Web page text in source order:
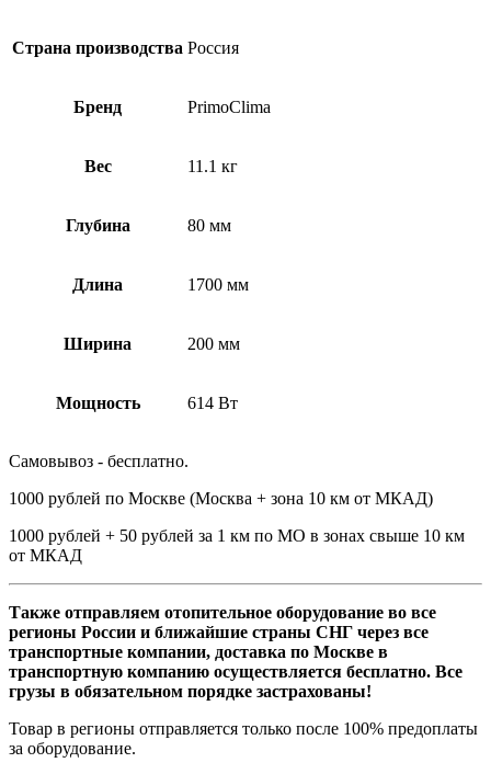
Страна производства Россия
Бренд PrimoClima
Вес 11.1 кг
Глубина 80 мм
Длина 1700 мм
Ширина 200 мм
Мощность 614 Вт
Самовывоз - бесплатно.
1000 рублей по Москве (Москва + зона 10 км от МКАД)
1000 рублей + 50 рублей за 1 км по МО в зонах свыше 10 км
от МКАД
Также отправляем отопительное оборудование во все
регионы России и ближайшие страны СНГ через все
транспортные компании, доставка по Москве в
транспортную компанию осуществляется бесплатно. Все
грузы в обязательном порядке застрахованы!
Товар в регионы отправляется только после 100% предоплаты
за оборудование.